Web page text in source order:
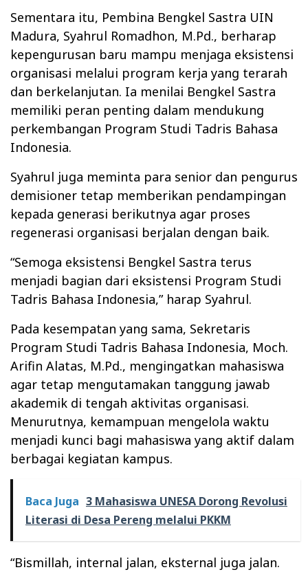
Sementara itu, Pembina Bengkel Sastra UIN
Madura, Syahrul Romadhon, M.Pd., berharap
kepengurusan baru mampu menjaga eksistensi
organisasi melalui program kerja yang terarah
dan berkelanjutan. Ia menilai Bengkel Sastra
memiliki peran penting dalam mendukung
perkembangan Program Studi Tadris Bahasa
Indonesia.
Syahrul juga meminta para senior dan pengurus
demisioner tetap memberikan pendampingan
kepada generasi berikutnya agar proses
regenerasi organisasi berjalan dengan baik.
“Semoga eksistensi Bengkel Sastra terus
menjadi bagian dari eksistensi Program Studi
Tadris Bahasa Indonesia,” harap Syahrul.
Pada kesempatan yang sama, Sekretaris
Program Studi Tadris Bahasa Indonesia, Moch.
Arifin Alatas, M.Pd., mengingatkan mahasiswa
agar tetap mengutamakan tanggung jawab
akademik di tengah aktivitas organisasi.
Menurutnya, kemampuan mengelola waktu
menjadi kunci bagi mahasiswa yang aktif dalam
berbagai kegiatan kampus.
Baca Juga 3 Mahasiswa UNESA Dorong Revolusi
Literasi di Desa Pereng melalui PKKM
“Bismillah, internal jalan, eksternal juga jalan.